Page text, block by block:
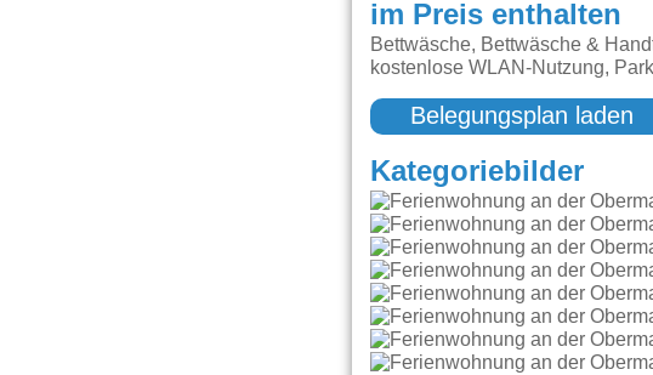
im Preis enthalten
Bettwäsche, Bettwäsche &
kostenlose WLAN-Nutzung,
Belegungsplan laden
Kategoriebilder